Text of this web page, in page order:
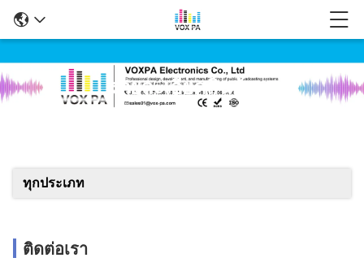
รายละเอียดสินค้า
ทุกประเภท
ติดต่อเรา